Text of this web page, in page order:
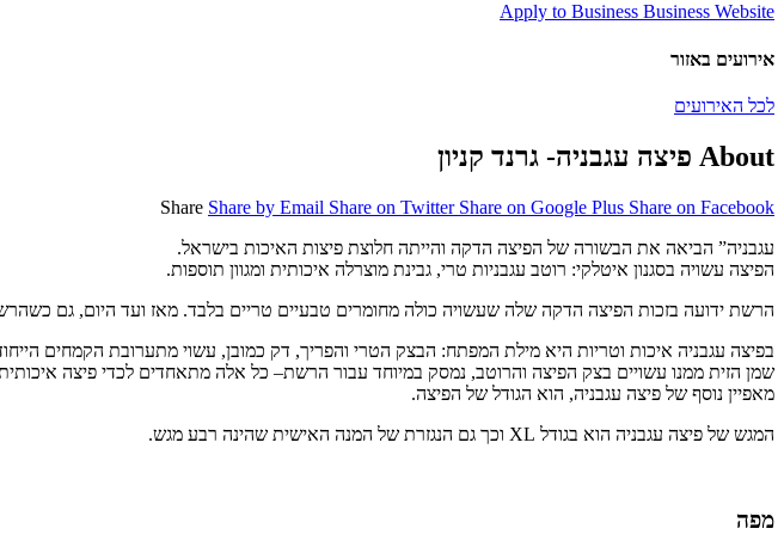
Apply to Business Business Website
אירועים באזור
לכל האירועים
About פיצה עגבניה- גרנד קניון
Share Share by Email Share on Twitter Share on Google Plus Share on Facebook
עגבניה” הביאה את הבשורה של הפיצה הדקה והייתה חלוצת פיצות האיכות בישראל.
הפיצה עשויה בסגנון איטלקי: רוטב עגבניות טרי, גבינת מוצרלה איכותית ומגוון תוספות.
הרשת ידועה בזכות הפיצה הדקה שלה שעשויה כולה מחומרים טבעיים טריים בלבד. מאז ועד היום, גם
בפיצה עגבניה איכות וטריות היא מילת המפתח: הבצק הטרי והפריך, דק כמובן, עשוי מתערובת הקמחים הייחודית של הרשת, גבינת
שמן הזית ממנו עשויים בצק הפיצה והרוטב, נמסק במיוחד עבור הרשת– כל אלה מתאחדים לכדי פיצה
מאפיין נוסף של פיצה עגבניה, הוא הגודל של הפיצה.
המגש של פיצה עגבניה הוא בגודל XL וכך גם הנגזרת של המנה האישית שהינה רבע מגש.
מפה